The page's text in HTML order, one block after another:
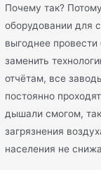
Почему так?
оборудовании для
выгоднее
заменить
отчётам, все
постоянно
дышали смогом,
загрязнения
населения не